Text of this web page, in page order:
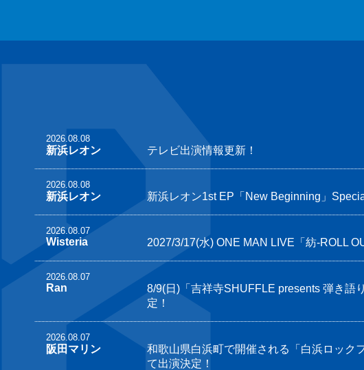
2026.08.08
新浜レオン テレビ出演情報更新！
2026.08.08
新浜レオン 新浜レオン1st EP「New Beginning」
2026.08.07
Wisteria 2027/3/17(水) ONE MAN LIVE「紡-ROLL
2026.08.07
Ran
8/9(日)「吉祥寺SHUFFLE presents 弾き語
定！
2026.08.07
阪田マリン
和歌山県白浜町で開催される「白浜ロック
て出演決定！